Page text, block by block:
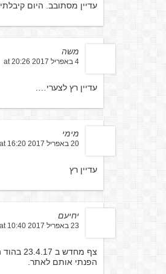
עדיין מסתובב. היום קיבלתי
משה
4 באפריל 2017 at 20:26
עדיין רץ לצערי….
מימי
20 באפריל 2017 at 16:20
עדיין רץ
יחיעם
23 באפריל 2017 at 10:40
צף מחדש ב 23.4.17 בהוד השרון.
הפנתי אותם לאתר.